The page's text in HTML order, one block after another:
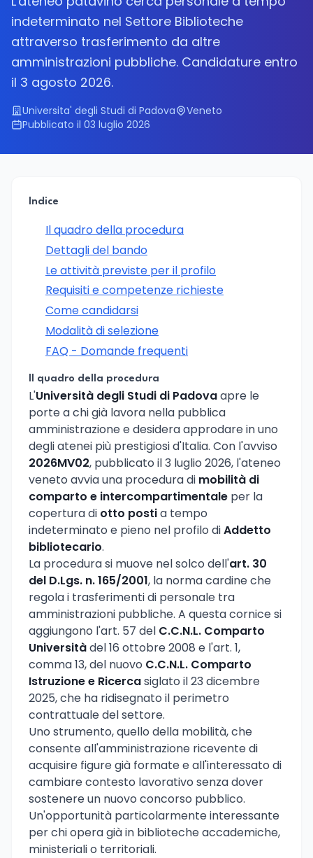
indeterminato nel Settore Biblioteche
attraverso trasferimento da altre
amministrazioni pubbliche. Candidature entro
il 3 agosto 2026.
Universita' degli Studi di Padova
Veneto
Pubblicato il 03 luglio 2026
Indice
Il quadro della procedura
Dettagli del bando
Le attività previste per il profilo
Requisiti e competenze richieste
Come candidarsi
Modalità di selezione
FAQ - Domande frequenti
Il quadro della procedura
L'Università degli Studi di Padovaapre le
porte a chi già lavora nella pubblica
amministrazione e desidera approdare in uno
degli atenei più prestigiosi d'Italia. Con l'avviso
2026MV02, pubblicato il 3 luglio 2026, l'ateneo
veneto avvia una procedura di mobilità di
comparto e intercompartimentale per la
copertura di otto postia tempo
indeterminato e pieno nel profilo diAddetto
bibliotecario.
La procedura si muove nel solco dell'art. 30
del D.Lgs. n. 165/2001, la norma cardine che
regola i trasferimenti di personale tra
amministrazioni pubbliche. A questa cornice si
aggiungono l'art. 57 del C.C.N.L. Comparto
Universitàdel 16 ottobre 2008 e l'art. 1,
comma 13, del nuovo C.C.N.L. Comparto
Istruzione e Ricercasiglato il 23 dicembre
2025, che ha ridisegnato il perimetro
contrattuale del settore.
Uno strumento, quello della mobilità, che
consente all'amministrazione ricevente di
acquisire figure già formate e all'interessato di
cambiare contesto lavorativo senza dover
sostenere un nuovo concorso pubblico.
Un'opportunità particolarmente interessante
per chi opera già in biblioteche accademiche,
ministeriali o territoriali.